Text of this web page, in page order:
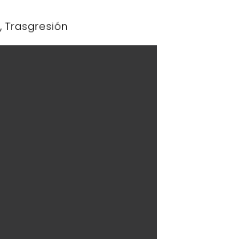
, Trasgresión